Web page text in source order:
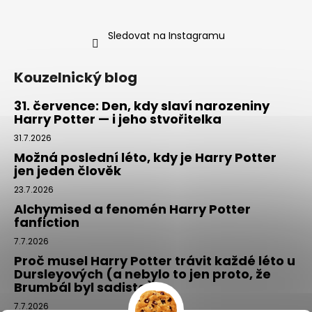
Sledovat na Instagramu
Kouzelnický blog
31. července: Den, kdy slaví narozeniny
Harry Potter — i jeho stvořitelka
31.7.2026
Možná poslední léto, kdy je Harry Potter
jen jeden člověk
23.7.2026
Alchymised a fenomén Harry Potter
fanfiction
7.7.2026
Proč musel Harry Potter trávit každé léto u
Dursleyových (a nebylo to jen proto, že
Brumbál byl sadista)
7.7.2026